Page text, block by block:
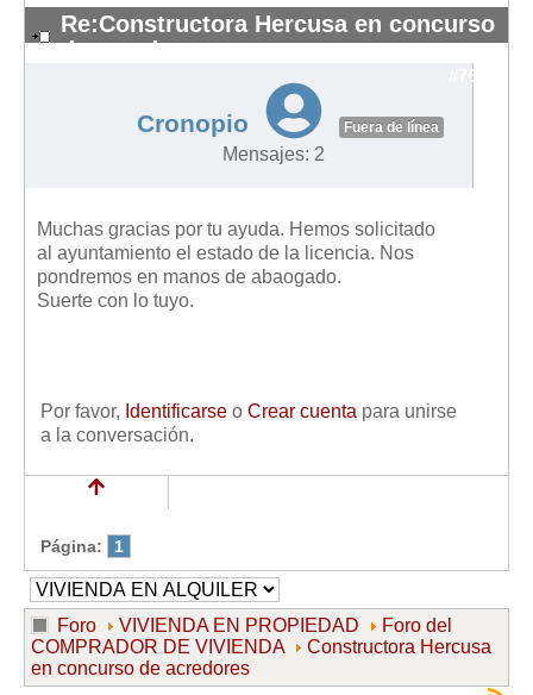
Re:Constructora Hercusa en concurso
de acredores
#7689
Cronopio Fuera de línea
Mensajes: 2
Muchas gracias por tu ayuda. Hemos solicitado
al ayuntamiento el estado de la licencia. Nos
pondremos en manos de abaogado.
Suerte con lo tuyo.
Por favor, Identificarse o Crear cuenta para unirse
a la conversación.
Página: 1
Foro VIVIENDA EN PROPIEDAD
Foro del
COMPRADOR DE VIVIENDA
Constructora Hercusa
en concurso de acredores